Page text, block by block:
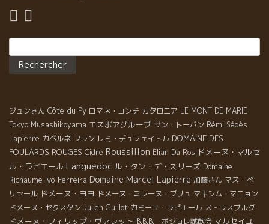
い。 緻密な液体は偶然にはできない。一つ一つの作業の積み重ね
マセラッション・カルボニック醸造、勿論、自生酵母のみ、軽快
でグイグイいけるタイプ。 ２）Chante coucou シャント・クク
ン。 メルロー、カベルネ・ソーヴィニョン、カベルネ・フラン、
マルベック、シラー品種。 構成のしっかりとしたワイン、でも２
年熟成してからの出荷なので、すでに柔らかく飲み頃になってい
る。 グイグイ系のワインが多いなかで、貴重なワイン。 ３）Clos
Baquey クロ・バケ このワインこそ西南部地方のトップ・ワイ
ン。 エリアンが現在の段階で、可能なすべてを尽くしたワイン。
このワインがフランス中の星付きレストランに入っている。 カベ
ルネ・フラン３５％、メルロー３５％、アブリュー１５％、カベ
ルネ・ソーヴィニョン１５％ 自生酵母のみ、ビン詰めまで酸化防
ジュンさん Côte du Py ロマネ・コンチ カタロニア LE MONT DE MARIE
Tokyo Musashikoyama エスポアグループ サン・トーバン Rémi Sédès
Lapierre カベルネ フラン レミ・デュフェイトル DOMAINE DES
FOULARDS ROUGES Cidre Roussillon Elian Da Ros ドメーヌ・マルセ
ル・ラピエール Languedoc ル・タン・デ・スリーズ Domaine
Richaume Ivo Ferreira Domaine Marcel Lapierre 加藤さん マス・ぺ
リセール ドメーヌ・ヨヨ ドメーヌ・ミレーヌ・ブリュ マキシム・マニョン
ドメーヌ・セクスタン Julien Guillot カミーユ・ラピエール ストラスブルグ
ドメーヌ・フィリップ・ヴァレット B.B.B. ボジョレ試飲会 マルセイユ